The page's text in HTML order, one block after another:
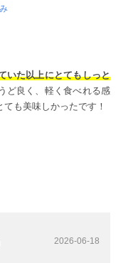
いた以上にとてもしっと
ど良く、軽く食べれる感
も美味しかったです！
2026-06-18